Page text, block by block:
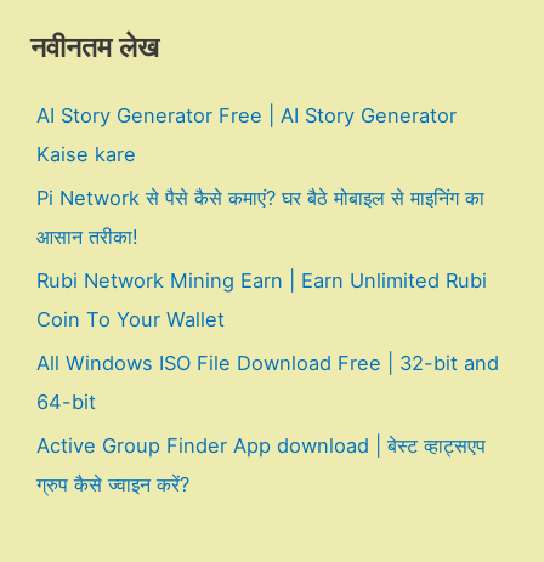
नवीनतम लेख
AI Story Generator Free | AI Story Generator
Kaise kare
Pi Network से पैसे कैसे कमाएं? घर बैठे मोबाइल से माइनिंग का
आसान तरीका!
Rubi Network Mining Earn | Earn Unlimited Rubi
Coin To Your Wallet
All Windows ISO File Download Free | 32-bit and
64-bit
Active Group Finder App download | बेस्ट व्हाट्सएप
ग्रुप कैसे ज्वाइन करें?